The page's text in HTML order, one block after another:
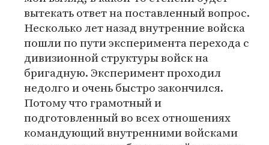
вытекать ответ на поставленный вопрос.
Несколько лет назад внутренние войска
пошли по пути эксперимента перехода с
дивизионной структуры войск на
бригадную. Эксперимент проходил
недолго и очень быстро закончился.
Потому что грамотный и
подготовленный во всех отношениях
командующий внутренними войсками